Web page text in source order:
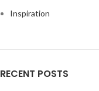
Inspiration
RECENT POSTS